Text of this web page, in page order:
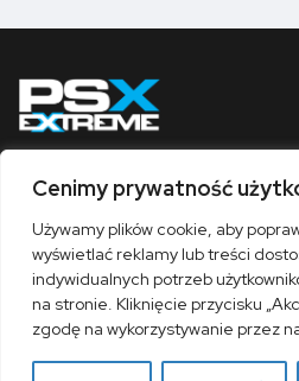
Cenimy prywatność
Używamy plików cookie, aby
wyświetlać reklamy lub treści
indywidualnych potrzeb
na stronie. Kliknięcie przycisku
zgodę na wykorzystywanie przez
Obserwuj nas
O nas Współpraca Kontakt
Polityka prywatności